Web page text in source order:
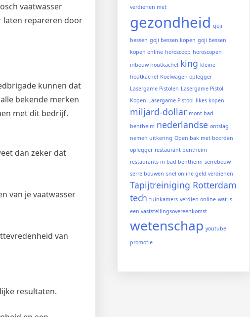
vaatwasser
laten repareren door
kunnen dat
bekende merken
met dit bedrijf.
dan zeker dat
van je vaatwasser
van
resultaten.
verdienen met
gezondheid goji
bessen goji bessen kopen goji bessen
kopen online horoscoop horoscopen
inbouw houtkachel king kleine
houtkachel Koelwagen oplegger
Lasergame Pistolen Lasergame Pistol
Kopen Lasergame Pistool likes kopen
miljard-dollar mont bad
bentheim nederlandse ontslag
nemen uitkering Open bak met boorden
oplegger restaurant bentheim
restaurants in bad bentheim serrebouw
serre bouwen snel online geld verdienen
Tapijtreiniging Rotterdam
tech tuinkamers verdien online wat is
een vaststellingsovereenkomst
wetenschap youtube
promotie